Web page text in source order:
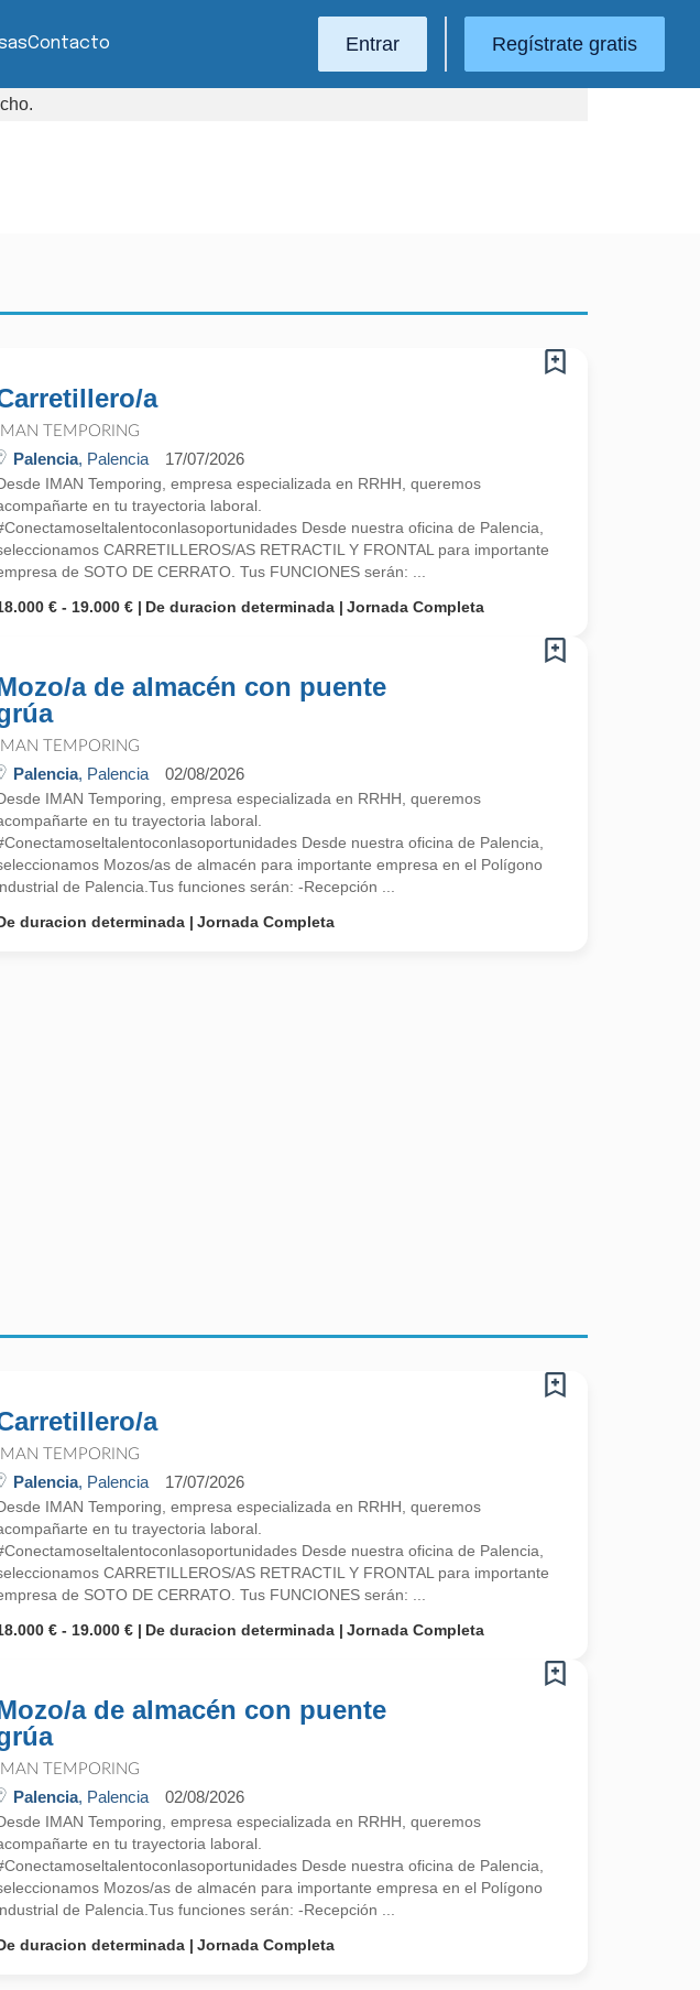
Contacto Entrar Regístrate gratis
a
IMAN TEMPORING
Palencia, Palencia 17/07/2026
IMAN Temporing, empresa especializada en RRHH, queremos
en tu trayectoria laboral.
Desde nuestra oficina de Palencia,
CARRETILLEROS/AS RETRACTIL Y FRONTAL para importante
de SOTO DE CERRATO. Tus FUNCIONES serán: ...
€ - 19.000 €
De duracion determinada Jornada Completa
a de almacén con puente
IMAN TEMPORING
Palencia, Palencia 02/08/2026
IMAN Temporing, empresa especializada en RRHH, queremos
en tu trayectoria laboral.
Desde nuestra oficina de Palencia,
Mozos/as de almacén para importante empresa en el Polígono
de Palencia.Tus funciones serán: -Recepción ...
duracion determinada
Jornada Completa
a
IMAN TEMPORING
Palencia, Palencia 17/07/2026
IMAN Temporing, empresa especializada en RRHH, queremos
en tu trayectoria laboral.
Desde nuestra oficina de Palencia,
CARRETILLEROS/AS RETRACTIL Y FRONTAL para importante
de SOTO DE CERRATO. Tus FUNCIONES serán: ...
€ - 19.000 €
De duracion determinada Jornada Completa
a de almacén con puente
IMAN TEMPORING
Palencia, Palencia 02/08/2026
IMAN Temporing, empresa especializada en RRHH, queremos
en tu trayectoria laboral.
Desde nuestra oficina de Palencia,
Mozos/as de almacén para importante empresa en el Polígono
de Palencia.Tus funciones serán: -Recepción ...
duracion determinada
Jornada Completa